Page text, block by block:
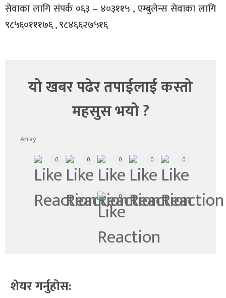
सेवाका लागि संपर्क ०६३ – ४०३११५ , एम्बुलेन्स सेवाका लागि
९८५६०१११७६ , ९८४६६२७५१६
यो खबर पढेर तपाईलाई कस्तो
महसुस भयो ?
Array
0 0 0 0 0
0
शेयर गर्नुहोस: